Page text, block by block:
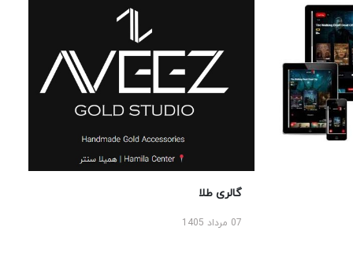
گالری طلا
07 مرداد 1405